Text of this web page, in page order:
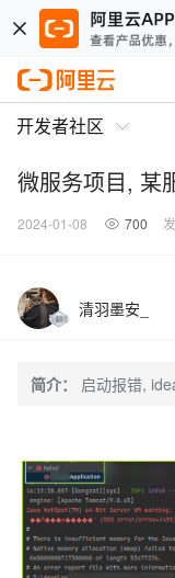
开发者社区
微服务项目, 某
2024-01-08 700
清羽墨安_
简介： 启动报错,